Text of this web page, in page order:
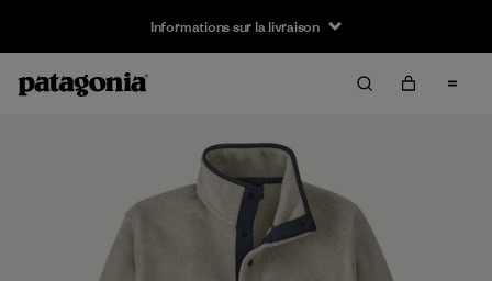
Informations sur la livraison